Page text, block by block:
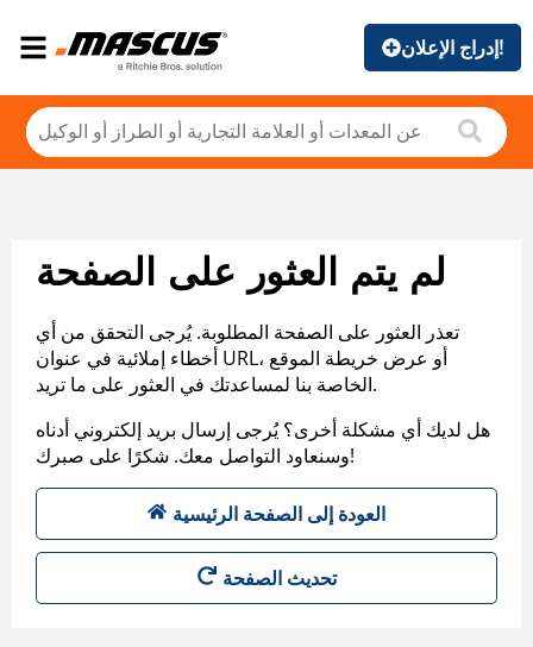
إدراج الإعلان!
لم يتم العثور على الصفحة
تعذر العثور على الصفحة المطلوبة. يُرجى التحقق من أي
أخطاء إملائية في عنوان URL، أو عرض خريطة الموقع
الخاصة بنا لمساعدتك في العثور على ما تريد.
هل لديك أي مشكلة أخرى؟ يُرجى إرسال بريد إلكتروني أدناه
وسنعاود التواصل معك. شكرًا على صبرك!
العودة إلى الصفحة الرئيسية
تحديث الصفحة